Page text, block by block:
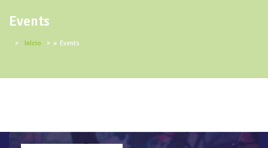
Events
Início » Events